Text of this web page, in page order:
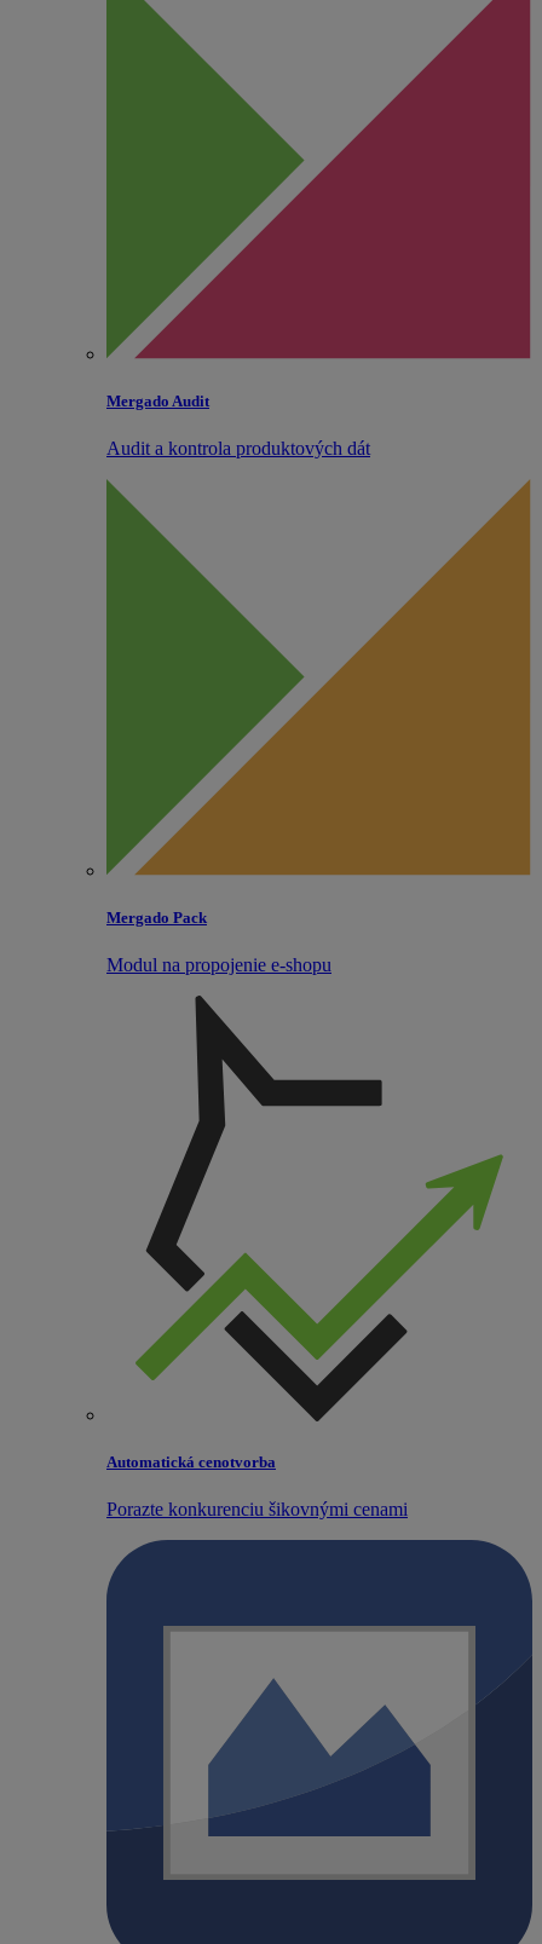
Mergado Audit
Audit a kontrola produktových dát
Mergado Pack
Modul na propojenie e‑shopu
Automatická cenotvorba
Porazte konkurenciu šikovnými cenami